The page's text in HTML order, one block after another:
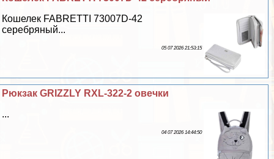
Кошелек FABRETTI 73007D-42
серебряный...
05 07 2026 21:53:15
Рюкзак GRIZZLY RXL-322-2 овечки
...
04 07 2026 14:44:50